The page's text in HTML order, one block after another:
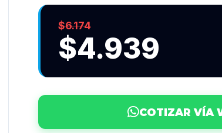
$6.174
$4.939
COTIZAR VÍA